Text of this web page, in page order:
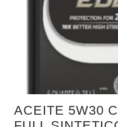
ACEITE 5W30